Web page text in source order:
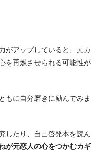
がアップしていると、元カ
を再燃させられる可能性が
もに自分磨きに励んでみま
したり、自己啓発本を読ん
が元恋人の心をつかむカギ